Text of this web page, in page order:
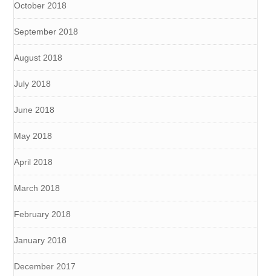
October 2018
September 2018
August 2018
July 2018
June 2018
May 2018
April 2018
March 2018
February 2018
January 2018
December 2017